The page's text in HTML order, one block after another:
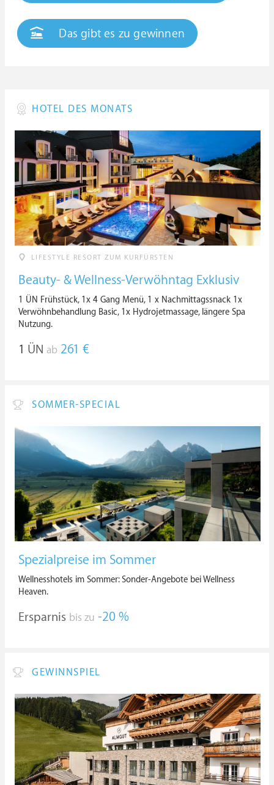
Das gibt es zu gewinnen
HOTEL DES MONATS
LIFESTYLE RESORT ZUM KURFÜRSTEN
Beauty- & Wellness-Verwöhntag Exklusiv
1 ÜN Frühstück, 1x 4 Gang Menü, 1 x Nachmittagssnack 1x
Verwöhnbehandlung Basic, 1x Hydrojetmassage, längere Spa
Nutzung.
1 ÜN ab 261 €
SOMMER-SPECIAL
Spezialpreise im Sommer
Wellnesshotels im Sommer: Sonder-Angebote bei Wellness
Heaven.
Ersparnis bis zu -20 %
GEWINNSPIEL